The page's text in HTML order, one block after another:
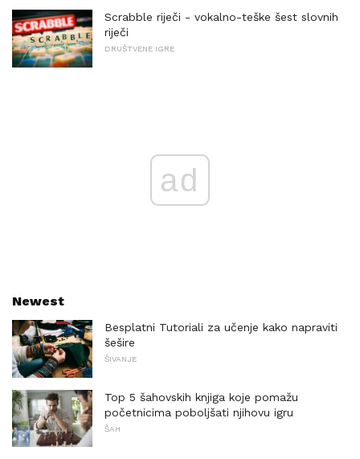
Scrabble riječi - vokalno-teške šest slovnih
riječi
DRUŠTVENE IGRE
ad
Newest
Besplatni Tutoriali za učenje kako napraviti
šešire
ŠIVANJE
Top 5 šahovskih knjiga koje pomažu
početnicima poboljšati njihovu igru
ŠAH